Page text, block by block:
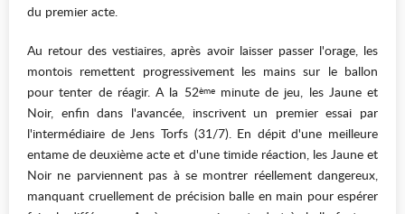
du premier acte.
Au retour des vestiaires, après avoir laisser passer l'orage, les
montois remettent progressivement les mains sur le ballon
pour tenter de réagir. A la 52èmeminute de jeu, les Jaune et
Noir, enfin dans l'avancée, inscrivent un premier essai par
l'intermédiaire de Jens Torfs (31/7). En dépit d'une meilleure
entame de deuxième acte et d'une timide réaction, les Jaune et
Noir ne parviennent pas à se montrer réellement dangereux,
manquant cruellement de précision balle en main pour espérer